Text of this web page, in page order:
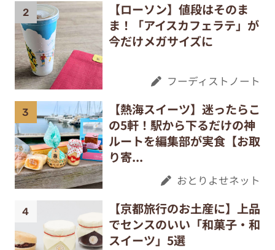
【ローソン】値段はそのま
ま！「アイスカフェラテ」が
今だけメガサイズに
フーディストノート
【熱海スイーツ】迷ったらこ
の5軒！駅から下るだけの神
ルートを編集部が実食【お取
り寄...
おとりよせネット
【京都旅行のお土産に】上品
でセンスのいい「和菓子・和
スイーツ」5選